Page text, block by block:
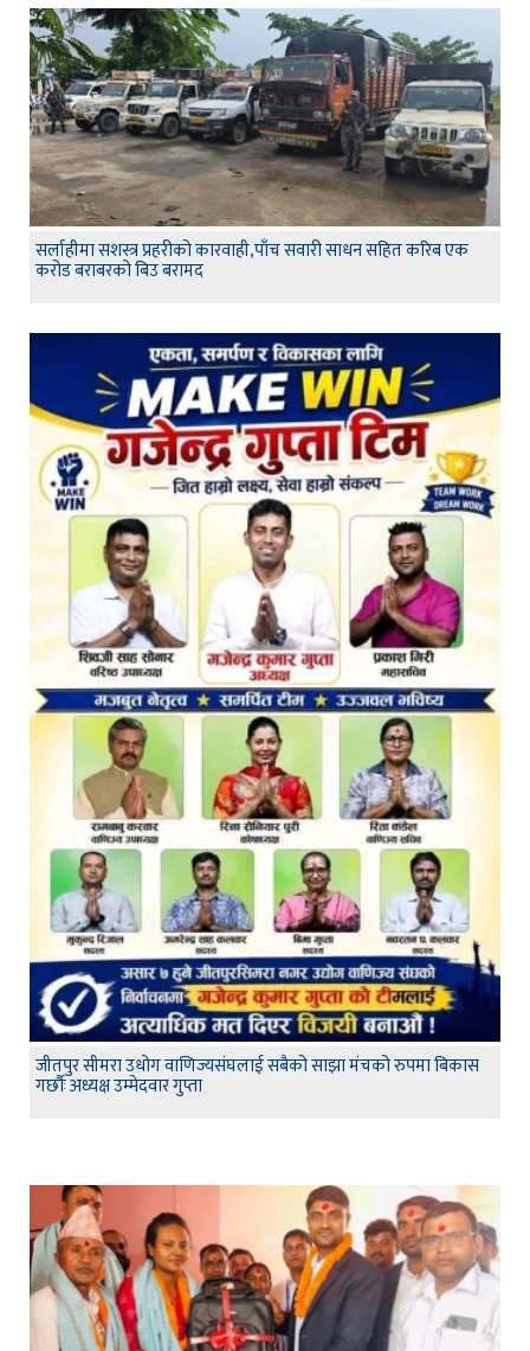
सर्लाहीमा सशस्त्र प्रहरीको कारवाही,पाँच सवारी साधन सहित करिब एक
करोड बराबरको बिउ बरामद
जीतपुर सीमरा उधोग वाणिज्यसंघलाई सबैको साझा मंचको रुपमा बिकास
गर्छौः अध्यक्ष उम्मेदवार गुप्ता